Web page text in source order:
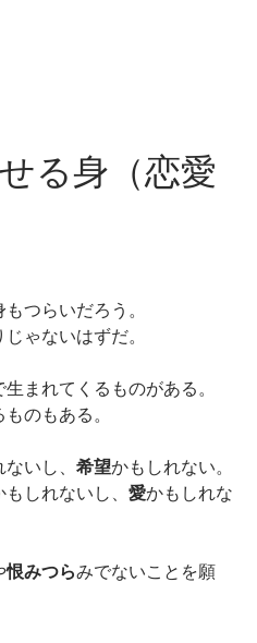
る身（恋愛
つらいだろう。
ゃないはずだ。
生まれてくるものがある。
のもある。
いし、 希望かもしれない。
もしれないし、 愛かもしれな
恨みつらみでないことを願